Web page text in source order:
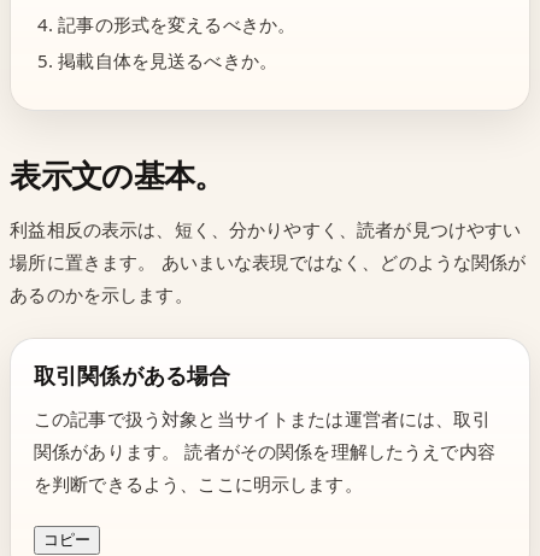
記事の形式を変えるべきか。
掲載自体を見送るべきか。
表示文の基本。
利益相反の表示は、短く、分かりやすく、読者が見つけやすい
場所に置きます。 あいまいな表現ではなく、どのような関係が
あるのかを示します。
取引関係がある場合
この記事で扱う対象と当サイトまたは運営者には、取引
関係があります。 読者がその関係を理解したうえで内容
を判断できるよう、ここに明示します。
コピー